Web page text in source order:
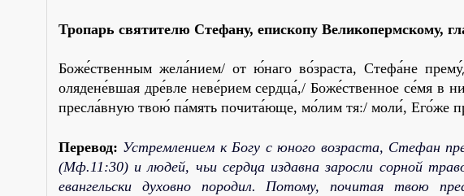
Тропарь святителю Стефану, епископу Великопермскому,
Боже́ственным жела́нием/ от ю́наго во́зраста, Стефа́не
олядене́вшая дре́вле неве́рием сердца́,/ Боже́ственное се́мя в
пресла́вную твою́ па́мять почита́юще, мо́лим тя:/ моли́, Его́же
Перевод: Устремлением к Богу с юного возраста, Стефан
(Мф.11:30) и людей, чьи сердца издавна заросли сорной
евангельски духовно породил. Потому, почитая твою